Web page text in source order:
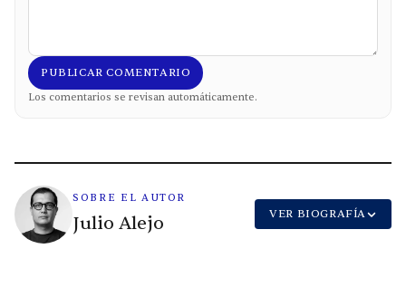
PUBLICAR COMENTARIO
Los comentarios se revisan automáticamente.
SOBRE EL AUTOR
Julio Alejo VER BIOGRAFÍA